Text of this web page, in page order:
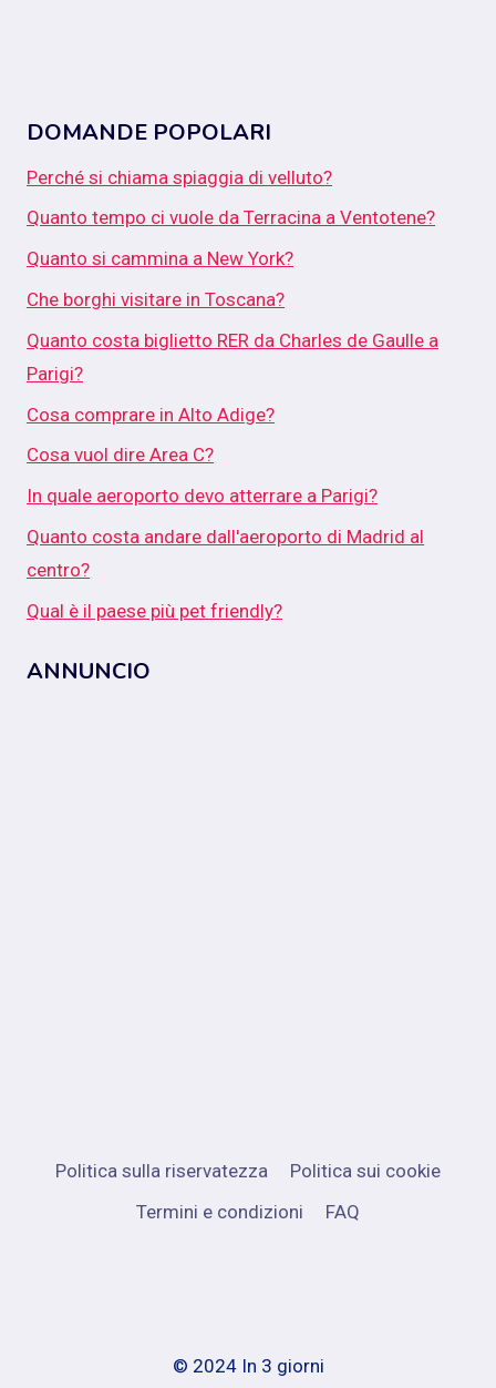
DOMANDE POPOLARI
Perché si chiama spiaggia di velluto?
Quanto tempo ci vuole da Terracina a Ventotene?
Quanto si cammina a New York?
Che borghi visitare in Toscana?
Quanto costa biglietto RER da Charles de Gaulle a
Parigi?
Cosa comprare in Alto Adige?
Cosa vuol dire Area C?
In quale aeroporto devo atterrare a Parigi?
Quanto costa andare dall'aeroporto di Madrid al
centro?
Qual è il paese più pet friendly?
ANNUNCIO
Politica sulla riservatezza
Politica sui cookie
Termini e condizioni
FAQ
© 2024 In 3 giorni